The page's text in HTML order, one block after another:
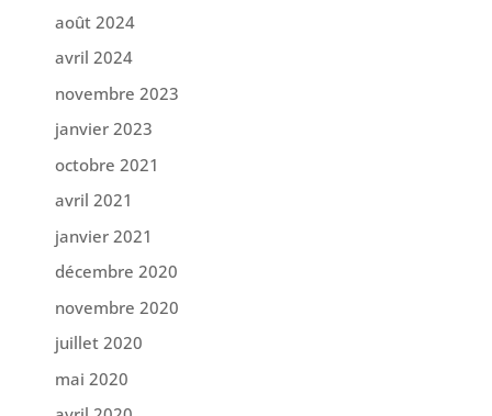
août 2024
avril 2024
novembre 2023
janvier 2023
octobre 2021
avril 2021
janvier 2021
décembre 2020
novembre 2020
juillet 2020
mai 2020